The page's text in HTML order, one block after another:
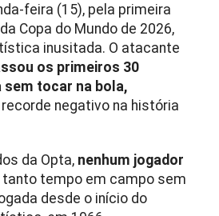
feira (15), pela primeira
Copa do Mundo de 2026,
inusitada. O atacante
os primeiros 30
tocar na bola,
negativo na história
da Opta, nenhum jogador
tanto tempo em campo sem
desde o início do